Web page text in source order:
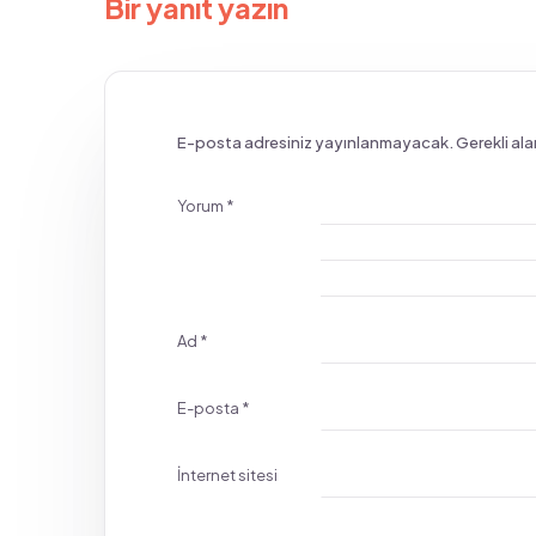
E-posta adresiniz yayınlanmayacak.Gerekli
Yorum *
Ad *
E-posta *
İnternet sitesi